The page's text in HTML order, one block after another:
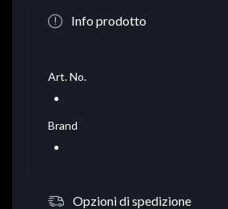
Info prodotto
Art. No.
Brand
Opzioni di spedizione